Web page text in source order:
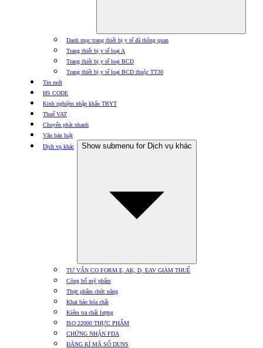
Danh mục trang thiết bị y tế đã thông quan
Trang thiết bị y tế loại A
Trang thiết bị y tế loại BCD
Trang thiết bị y tế loại BCD thuộc TT30
Tin mới
HS CODE
Kinh nghiệm nhập khẩu TBYT
Thuế VAT
Chuyển phát nhanh
Văn bản luật
Dịch vụ khác
Show submenu for Dịch vụ khác
TƯ VẤN CO FORM E, AK, D, EAV GIẢM THUẾ
Công bố mỹ phẩm
Thực phẩm chức năng
Khai báo hóa chất
Kiểm tra chất lượng
ISO 22000 THỰC PHẨM
CHỨNG NHẬN FDA
ĐĂNG KÍ MÃ SỐ DUNS